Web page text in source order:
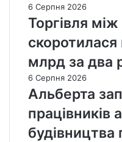
6 Серпня 2026
Торгівля
млрд за два
6 Серпня 2026
Альберта
працівників
будівництва